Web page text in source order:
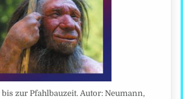
zur Pfahlbauzeit. Autor: Neumann,